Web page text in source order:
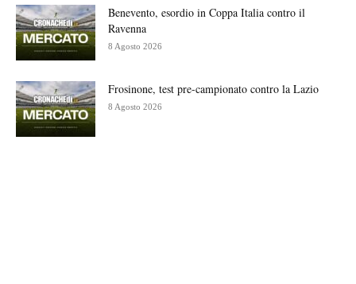
Benevento, esordio in Coppa Italia contro il
Ravenna
8 Agosto 2026
Frosinone, test pre-campionato contro la Lazio
8 Agosto 2026